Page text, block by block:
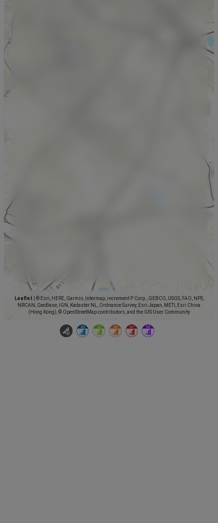
Leaflet
© Esri, HERE, Garmin, Intermap, increment P Corp., GEBCO, USGS, FAO, NPS,
NRCAN, GeoBase, IGN, Kadaster NL, Ordnance Survey, Esri Japan, METI, Esri China
(Hong Kong), © OpenStreetMap contributors, and the GIS User Community